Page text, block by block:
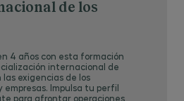
de los
4 años con esta formación
internacional de
exigencias de los
empresas. Impulsa tu perfil
para afrontar operaciones